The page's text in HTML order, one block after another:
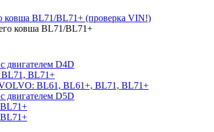
ковша BL71/BL71+ (проверка VIN!)
D4D
BL71, BL71+
BL61, BL61+, BL71, BL71+
D5D